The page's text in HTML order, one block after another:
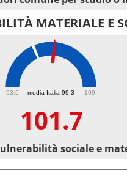
MATERIALE E
media Italia 99.3
93.6 109
101.7
sociale e